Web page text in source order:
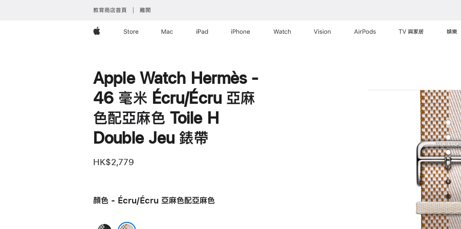
教育商店首頁 離開
Apple Store Mac iPad iPhone Watch Vision AirPods TV 與家居 娛樂
Apple Watch Hermès -
46 毫米 Écru/Écru 亞麻
色配亞麻色 Toile H
Double Jeu 錶帶
HK$2,779
顏色 - Écru/Écru 亞麻色配亞麻色